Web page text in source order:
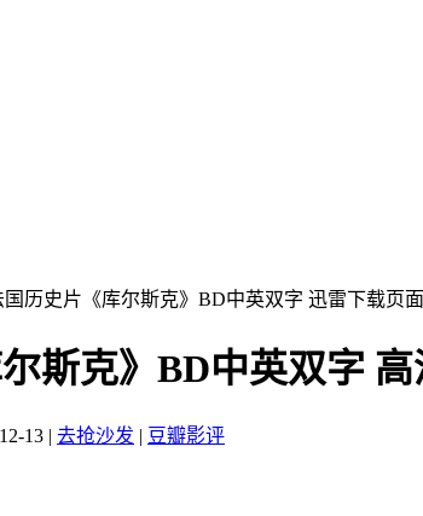
国历史片《库尔斯克》BD中英双字 迅雷下载页面
斯克》BD中英双字
13 | 去抢沙发 | 豆瓣影评